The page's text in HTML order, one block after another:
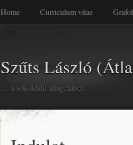
Home Curriculum vitae
… a sokoldalú átlagember.
Szűts László